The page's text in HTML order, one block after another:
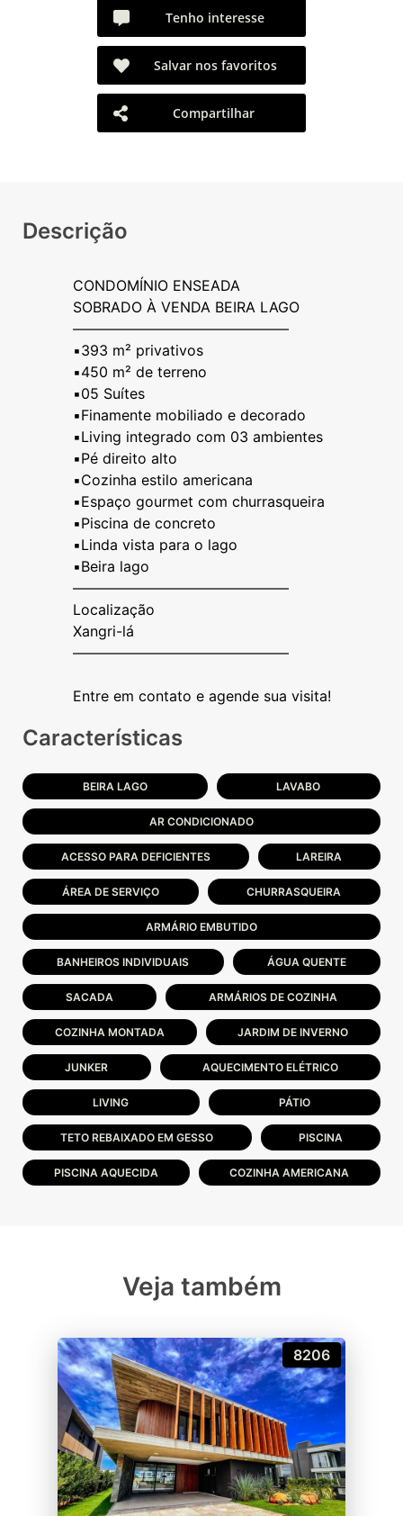
Tenho interesse
Salvar nos favoritos
Compartilhar
Descrição
CONDOMÍNIO ENSEADA
SOBRADO À VENDA BEIRA LAGO
———————————————
▪️393 m² privativos
▪️450 m² de terreno
▪️05 Suítes
▪️Finamente mobiliado e decorado
▪️Living integrado com 03 ambientes
▪️Pé direito alto
▪️Cozinha estilo americana
▪️Espaço gourmet com churrasqueira
▪️Piscina de concreto
▪️Linda vista para o lago
▪️Beira lago
———————————————
Localização
Xangri-lá
———————————————
Características
BEIRA LAGO LAVABO
AR CONDICIONADO
ACESSO PARA DEFICIENTES LAREIRA
ÁREA DE SERVIÇO CHURRASQUEIRA
ARMÁRIO EMBUTIDO
BANHEIROS INDIVIDUAIS ÁGUA QUENTE
SACADA ARMÁRIOS DE COZINHA
COZINHA MONTADA JARDIM DE INVERNO
JUNKER AQUECIMENTO ELÉTRICO
LIVING PÁTIO
TETO REBAIXADO EM GESSO PISCINA
PISCINA AQUECIDA COZINHA AMERICANA
Veja também
8206